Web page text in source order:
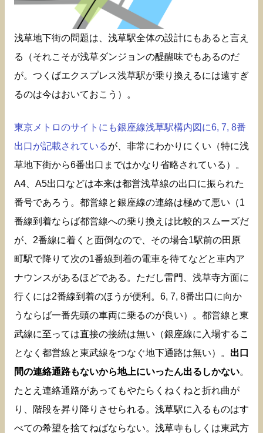
浅草地下街の問題は、浅草駅全体の設計にもあると言え
る（それこそが浅草ダンジョンの醍醐味でもあるのだ
が。つくばエクスプレス浅草駅が乗り換えるには遠すぎ
るのは今はおいておこう）。
東京メトロのサイトにも銀座線浅草駅構内図に6, 7, 8番
出口が記載されているが、非常にわかりにくい（特に浅
草地下街から6番出口まではかなり省略されている）。
A4、A5出口などは本来は都営浅草線の出口に振られた
番号であろう。都営線と銀座線の連絡は極めて悪い（1
番線到着ならば都営線への乗り換えは比較的スムーズだ
が、2番線に着くと面倒なので、その場合1駅前の田原
町駅で降りて次の1番線到着の電車を待てなどと車内ア
ナウンスがあるほどである。ただし雷門、浅草寺方面に
行くには2番線到着のほうが便利。6, 7, 8番出口に向か
うならば一番先頭の車両に乗るのが良い）。都営線と東
武線に至っては直接の接続は無い（銀座線に入場するこ
となく都営線と東武線をつなぐ地下通路は無い）。 出口
間の連絡通路もないから地上にいったん出るしかない。
たとえ連絡通路があってもやたらくねくねと折れ曲が
り、階段を昇り降りさせられる。浅草駅に入るものはす
べての希望を捨てねばならない。浅草寺もしくは東武方